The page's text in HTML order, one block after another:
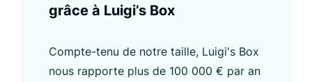
grâce à Luigi’s Box
Compte-tenu de notre taille, Luigi's Box
nous rapporte plus de 100 000 € par an